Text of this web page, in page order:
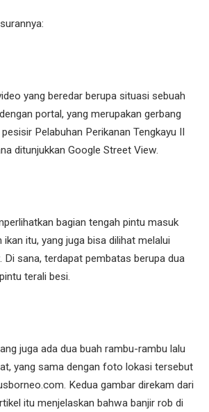
yang beredar berupa situasi sebuah
portal, yang merupakan gerbang
Pelabuhan Perikanan Tengkayu II
ditunjukkan Google Street View.
bagian tengah pintu masuk
itu, yang juga bisa dilihat melalui
Di sana, terdapat pembatas berupa dua
terali besi.
juga ada dua buah rambu-rambu lalu
yang sama dengan foto lokasi tersebut
Kedua gambar direkam dari
itu menjelaskan bahwa banjir rob di